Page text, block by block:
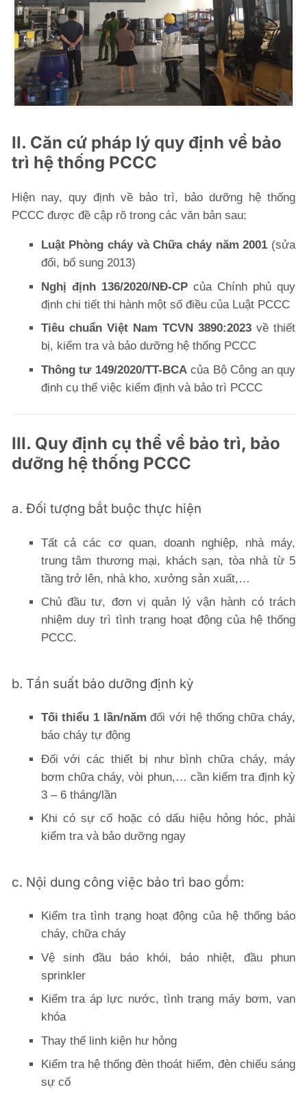
II. Căn cứ pháp lý quy định về bảo
trì hệ thống PCCC
Hiện nay, quy định về bảo trì, bảo dưỡng hệ thống
PCCC được đề cập rõ trong các văn bản sau:
Luật Phòng cháy và Chữa cháy năm 2001 (sửa
đổi, bổ sung 2013)
Nghị định 136/2020/NĐ-CPcủa Chính phủ quy
định chi tiết thi hành một số điều của Luật PCCC
Tiêu chuẩn Việt Nam TCVN 3890:2023về thiết
bị, kiểm tra và bảo dưỡng hệ thống PCCC
Thông tư 149/2020/TT-BCAcủa Bộ Công an quy
định cụ thể việc kiểm định và bảo trì PCCC
III. Quy định cụ thể về bảo trì, bảo
dưỡng hệ thống PCCC
a. Đối tượng bắt buộc thực hiện
Tất cả các cơ quan, doanh nghiệp, nhà máy,
trung tâm thương mại, khách sạn, tòa nhà từ 5
tầng trở lên, nhà kho, xưởng sản xuất,…
Chủ đầu tư, đơn vị quản lý vận hành có trách
nhiệm duy trì tình trạng hoạt động của hệ thống
PCCC.
b. Tần suất bảo dưỡng định kỳ
Tối thiểu 1 lần/năm đối với hệ thống chữa cháy,
báo cháy tự động
Đối với các thiết bị như bình chữa cháy, máy
bơm chữa cháy, vòi phun,… cần kiểm tra định kỳ
3 – 6 tháng/lần
Khi có sự cố hoặc có dấu hiệu hỏng hóc, phải
kiểm tra và bảo dưỡng ngay
c. Nội dung công việc bảo trì bao gồm:
Kiểm tra tình trạng hoạt động của hệ thống báo
cháy, chữa cháy
Vệ sinh đầu báo khói, báo nhiệt, đầu phun
sprinkler
Kiểm tra áp lực nước, tình trạng máy bơm, van
khóa
Thay thế linh kiện hư hỏng
Kiểm tra hệ thống đèn thoát hiểm, đèn chiếu sáng
sự cố